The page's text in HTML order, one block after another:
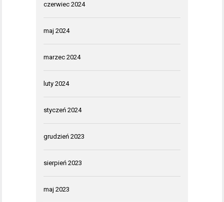
czerwiec 2024
maj 2024
marzec 2024
luty 2024
styczeń 2024
grudzień 2023
sierpień 2023
maj 2023